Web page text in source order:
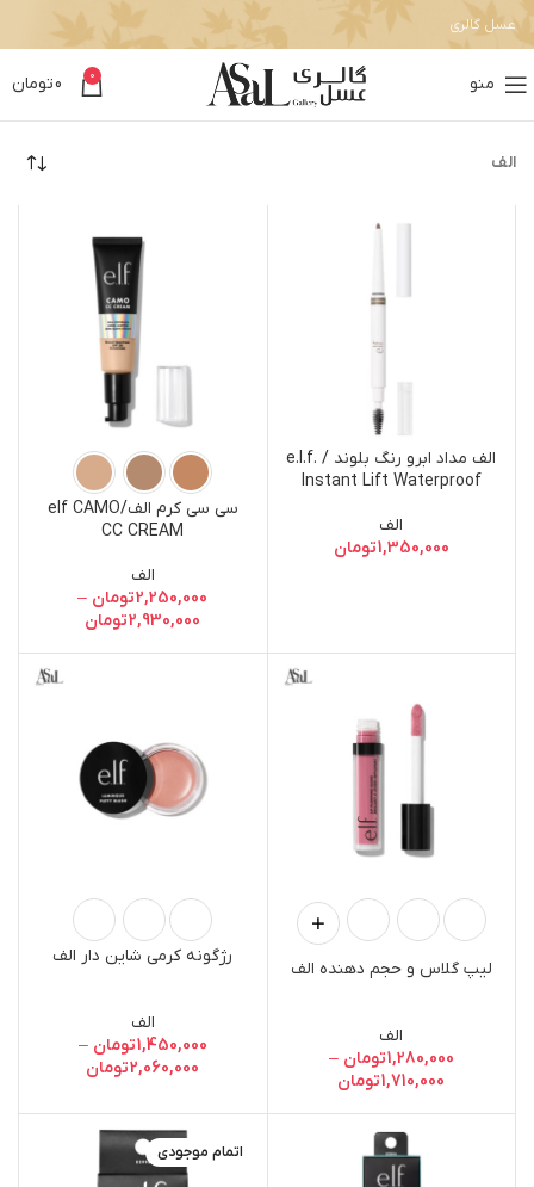
عسل گالری
منو 0
0تومان
الف
الف مداد ابرو رنگ بلوند / e.l.f.
Instant Lift Waterproof
الف
1,350,000تومان
سی سی کرم الف/elf CAMO
CC CREAM
الف
2,250,000تومان –
2,930,000تومان
لیپ گلاس و حجم دهنده الف
الف
1,280,000تومان –
1,710,000تومان
رژگونه کرمی شاین دار الف
الف
1,450,000تومان –
2,060,000تومان
اتمام موجودی